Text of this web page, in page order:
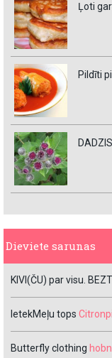
Ļoti
Pildīti
Dieviete sarunas
KIVI(ČU) par visu.
IetekMeļu tops
Butterfly clothing